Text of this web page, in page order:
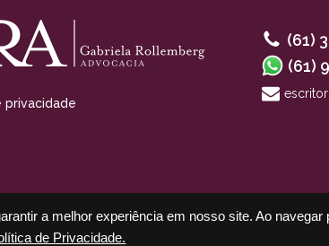
a melhor experiência em nosso site. Ao
de Privacidade.
Cadastre-se para
privacidade
(61)
(61)